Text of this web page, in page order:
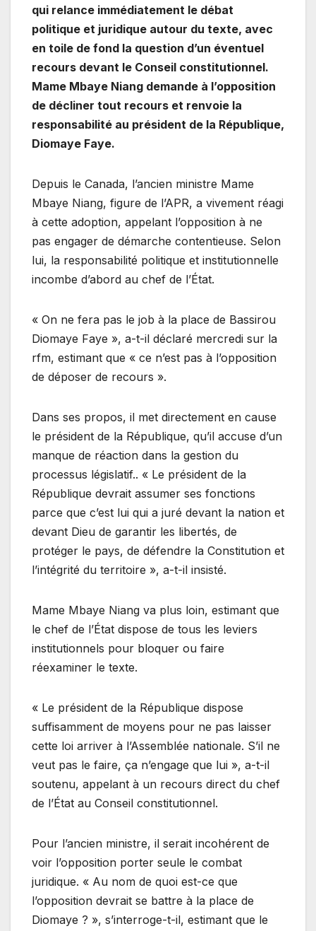
qui relance immédiatement le débat
politique et juridique autour du texte, avec
en toile de fond la question d’un éventuel
recours devant le Conseil constitutionnel.
Mame Mbaye Niang demande à l’opposition
de décliner tout recours et renvoie la
responsabilité au président de la République,
Diomaye Faye.
Depuis le Canada, l’ancien ministre Mame
Mbaye Niang, figure de l’APR, a vivement réagi
à cette adoption, appelant l’opposition à ne
pas engager de démarche contentieuse. Selon
lui, la responsabilité politique et institutionnelle
incombe d’abord au chef de l’État.
« On ne fera pas le job à la place de Bassirou
Diomaye Faye », a-t-il déclaré mercredi sur la
rfm, estimant que « ce n’est pas à l’opposition
de déposer de recours ».
Dans ses propos, il met directement en cause
le président de la République, qu’il accuse d’un
manque de réaction dans la gestion du
processus législatif.. « Le président de la
République devrait assumer ses fonctions
parce que c’est lui qui a juré devant la nation et
devant Dieu de garantir les libertés, de
protéger le pays, de défendre la Constitution et
l’intégrité du territoire », a-t-il insisté.
Mame Mbaye Niang va plus loin, estimant que
le chef de l’État dispose de tous les leviers
institutionnels pour bloquer ou faire
réexaminer le texte.
« Le président de la République dispose
suffisamment de moyens pour ne pas laisser
cette loi arriver à l’Assemblée nationale. S’il ne
veut pas le faire, ça n’engage que lui », a-t-il
soutenu, appelant à un recours direct du chef
de l’État au Conseil constitutionnel.
Pour l’ancien ministre, il serait incohérent de
voir l’opposition porter seule le combat
juridique. « Au nom de quoi est-ce que
l’opposition devrait se battre à la place de
Diomaye ? », s’interroge-t-il, estimant que le